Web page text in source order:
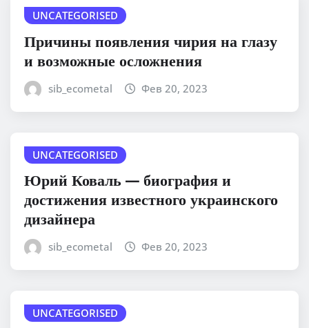
UNCATEGORISED
Причины появления чирия на глазу
и возможные осложнения
sib_ecometal Фев 20, 2023
UNCATEGORISED
Юрий Коваль — биография и
достижения известного украинского
дизайнера
sib_ecometal Фев 20, 2023
UNCATEGORISED